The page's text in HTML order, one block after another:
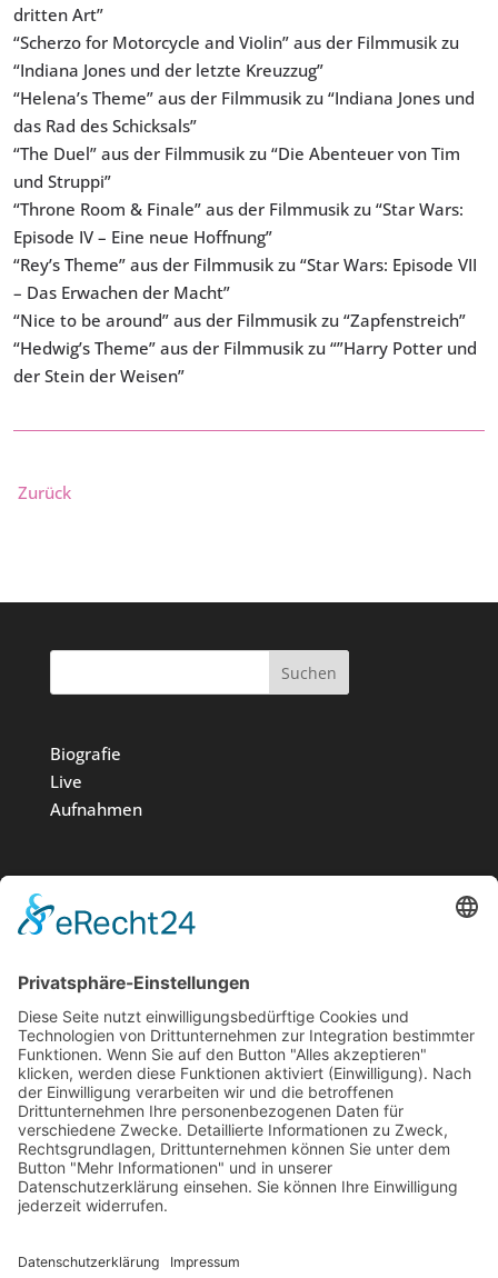
dritten Art”
“Scherzo for Motorcycle and Violin” aus der Filmmusik zu
“Indiana Jones und der letzte Kreuzzug”
“Helena’s Theme” aus der Filmmusik zu “Indiana Jones und
das Rad des Schicksals”
“The Duel” aus der Filmmusik zu “Die Abenteuer von Tim
und Struppi”
“Throne Room & Finale” aus der Filmmusik zu “Star Wars:
Episode IV – Eine neue Hoffnung”
“Rey’s Theme” aus der Filmmusik zu “Star Wars: Episode VII
– Das Erwachen der Macht”
“Nice to be around” aus der Filmmusik zu “Zapfenstreich”
“Hedwig’s Theme” aus der Filmmusik zu “”Harry Potter und
der Stein der Weisen”
Zurück
Suchen
Biografie
Live
Aufnahmen
Medien
News
Kontakt
Impressum
Datenschutz